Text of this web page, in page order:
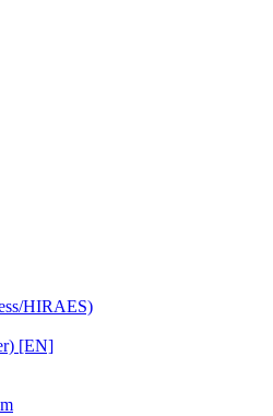
HIRAES)
[EN]